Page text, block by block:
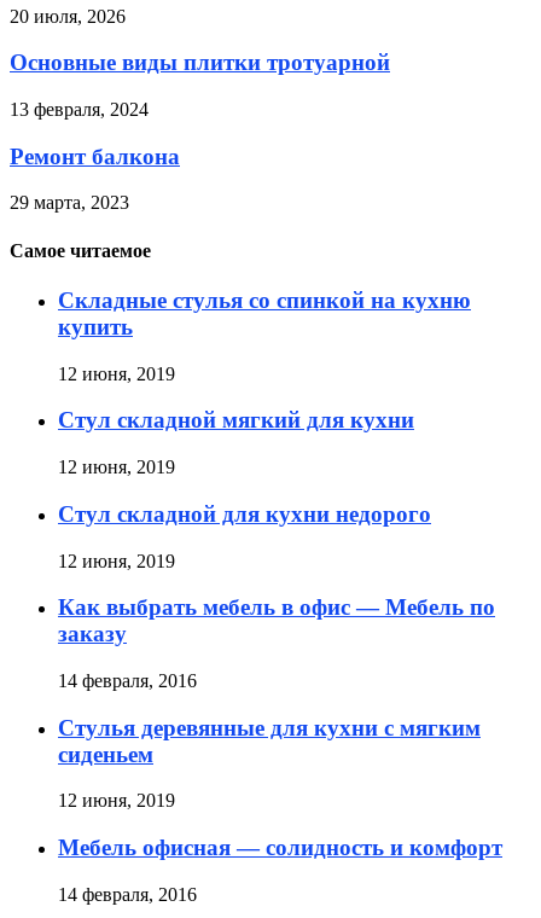
20 июля, 2026
Основные виды плитки тротуарной
13 февраля, 2024
Ремонт балкона
29 марта, 2023
Самое читаемое
Складные стулья со спинкой на кухню
купить
12 июня, 2019
Стул складной мягкий для кухни
12 июня, 2019
Стул складной для кухни недорого
12 июня, 2019
Как выбрать мебель в офис — Мебель по
заказу
14 февраля, 2016
Стулья деревянные для кухни с мягким
сиденьем
12 июня, 2019
Мебель офисная — солидность и комфорт
14 февраля, 2016